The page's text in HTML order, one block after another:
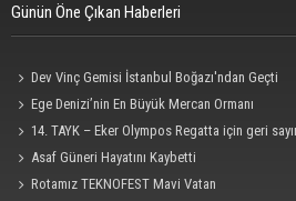
Günün Öne Çıkan Haberleri
Dev Vinç Gemisi İstanbul Boğazı'ndan Geçti
Ege Denizi’nin En Büyük Mercan Ormanı
14. TAYK – Eker Olympos Regatta için geri
Asaf Güneri Hayatını Kaybetti
Rotamız TEKNOFEST Mavi Vatan